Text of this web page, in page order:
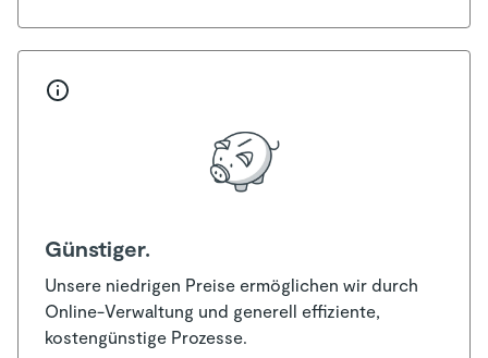
Günstiger.
Unsere niedrigen Preise ermöglichen wir durch
Online-Verwaltung und generell effiziente,
kostengünstige Prozesse.